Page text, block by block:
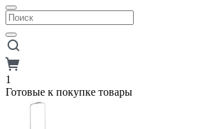
1
Готовые к покупке товары